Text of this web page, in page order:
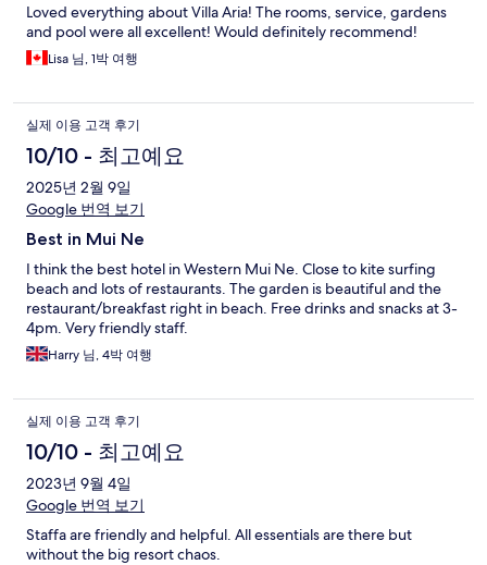
Loved everything about Villa Aria! The rooms, service, gardens
and pool were all excellent! Would definitely recommend!
Lisa 님, 1박 여행
실제 이용 고객 후기
10/10 - 최고예요
2025년 2월 9일
Google 번역 보기
Best in Mui Ne
I think the best hotel in Western Mui Ne. Close to kite surfing
beach and lots of restaurants. The garden is beautiful and the
restaurant/breakfast right in beach. Free drinks and snacks at 3-
4pm. Very friendly staff.
Harry 님, 4박 여행
실제 이용 고객 후기
10/10 - 최고예요
2023년 9월 4일
Google 번역 보기
Staffa are friendly and helpful. All essentials are there but
without the big resort chaos.